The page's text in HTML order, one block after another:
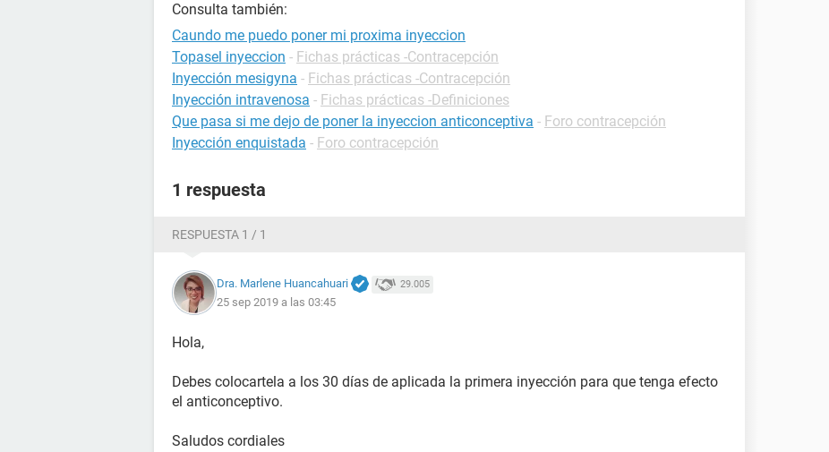
Consulta también:
Caundo me puedo poner mi proxima inyeccion
Topasel inyeccion - Fichas prácticas -Contracepción
Inyección mesigyna - Fichas prácticas -Contracepción
Inyección intravenosa - Fichas prácticas -Definiciones
Que pasa si me dejo de poner la inyeccion anticonceptiva - Foro contracepción
Inyección enquistada - Foro contracepción
1 respuesta
RESPUESTA 1 / 1
Dra. Marlene Huancahuari 29.005
25 sep 2019 a las 03:45
Hola,
Debes colocartela a los 30 días de aplicada la primera inyección para que tenga efecto
el anticonceptivo.
Saludos cordiales